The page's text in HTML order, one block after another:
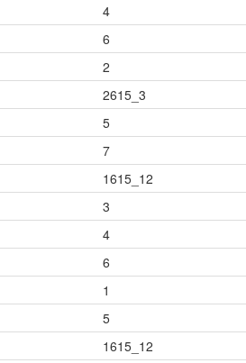
4
6
2
2615_3
5
7
1615_12
3
4
6
1
5
1615_12